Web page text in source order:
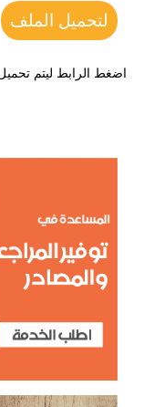
لتحميل الملف
اضغط الرابط ليتم